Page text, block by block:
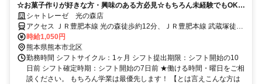
☆お菓子作りが好きな方・興味のある方必見☆もちろん未経験でもOK！
素敵なお菓子に囲まれてお仕事◎
シャトレーゼ 光の森店
アクセス ＪＲ豊肥本線 光の森徒歩約12分、ＪＲ豊肥本線 武蔵塚徒歩
約14分、ＪＲ豊肥本線 三里木徒歩約26分 光の森駅(JR在来線)14分、
武蔵塚駅(JR在来線)14分
時給1,050円
熊本県熊本市北区
勤務時間 シフトサイクル：1ヶ月 シフト提出期限：シフト開始の10
日前 シフト確定時期：シフト開始の7日前 ★働ける時間・曜日をご相
談ください。 もちろん学業は最優先します！ 【とは言えこんな方は